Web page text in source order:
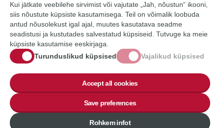
Kui jätkate veebilehe sirvimist või vajutate „Jah, nõustun“ ikooni,
siis nõustute küpsiste kasutamisega. Teil on võimalik loobuda
antud nõusolekust igal ajal, muutes kasutatava seadme
seadistusi ja kustutades salvestatud küpsiseid. Tutvuge ka meie
küpsiste kasutamise eeskirjaga.
Turunduslikud küpsised
Vajalikud küpsised
Accept all cookies
Save preferences
Rohkem infot